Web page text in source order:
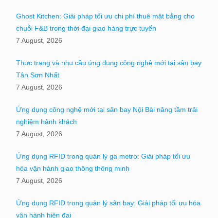
Ghost Kitchen: Giải pháp tối ưu chi phí thuê mặt bằng cho
chuỗi F&B trong thời đại giao hàng trực tuyến
7 August, 2026
Thực trạng và nhu cầu ứng dụng công nghệ mới tại sân bay
Tân Sơn Nhất
7 August, 2026
Ứng dụng công nghệ mới tại sân bay Nội Bài nâng tầm trải
nghiệm hành khách
7 August, 2026
Ứng dụng RFID trong quản lý ga metro: Giải pháp tối ưu
hóa vận hành giao thông thông minh
7 August, 2026
Ứng dụng RFID trong quản lý sân bay: Giải pháp tối ưu hóa
vận hành hiện đại